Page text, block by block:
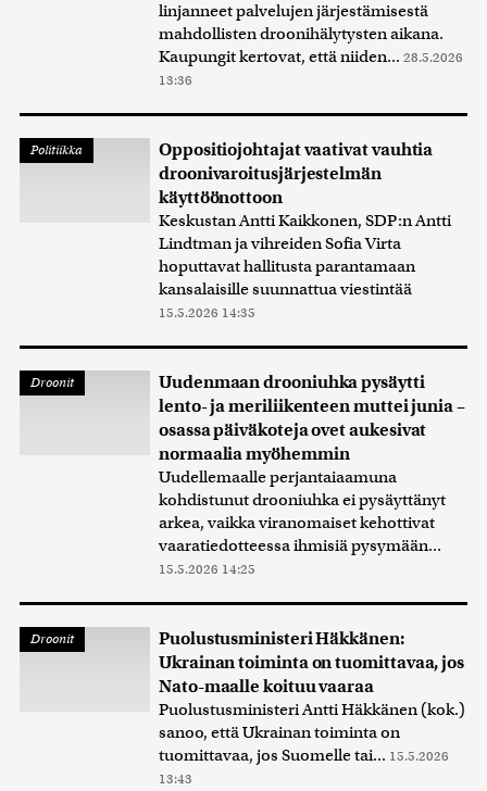
linjanneet palvelujen järjestämisestä
mahdollisten droonihälytysten aikana.
Kaupungit kertovat, että niiden... 28.5.2026
13:36
Politiikka
Oppositiojohtajat vaativat vauhtia
droonivaroitusjärjestelmän
käyttöönottoon
Keskustan Antti Kaikkonen, SDP:n Antti
Lindtman ja vihreiden Sofia Virta
hoputtavat hallitusta parantamaan
kansalaisille suunnattua viestintää
15.5.2026 14:35
Droonit
Uudenmaan drooniuhka pysäytti
lento- ja meriliikenteen muttei junia –
osassa päiväkoteja ovet aukesivat
normaalia myöhemmin
Uudellemaalle perjantaiaamuna
kohdistunut drooniuhka ei pysäyttänyt
arkea, vaikka viranomaiset kehottivat
vaaratiedotteessa ihmisiä pysymään...
15.5.2026 14:25
Droonit
Puolustusministeri Häkkänen:
Ukrainan toiminta on tuomittavaa, jos
Nato-maalle koituu vaaraa
Puolustusministeri Antti Häkkänen (kok.)
sanoo, että Ukrainan toiminta on
tuomittavaa, jos Suomelle tai... 15.5.2026
13:43